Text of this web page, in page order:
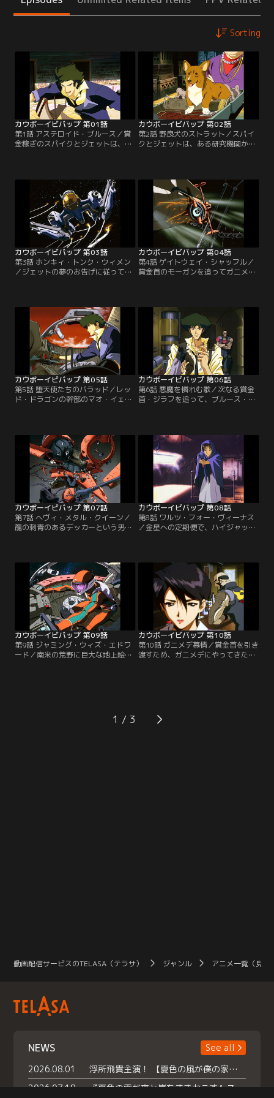
Sorting
カウボーイビバップ 第01話
第1話 アステロイド・ブルース／賞
金稼ぎのスパイクとジェットは、組
織から非合法目薬“ブラッディ・ア
ってくる。占い師のラフィング・ブ
ルから獲物は北にいると教えられた
スパイクは、アシモフの身重の恋人
カテリーナと出会う。二人は火星へ
逃亡しようとしていたが…。【提
供：バンダイチャンネル】
カウボーイビバップ 第02話
第2話 野良犬のストラット／スパイ
クとジェットは、ある研究機関から
て火星へとやってきた。しかしその
頃、研究機関の追っ手を叩きのめし
たハキムは、漢方薬店でゴロツキに
実験動物の入っていたスーツ・ケー
スを盗まれてしまう…。【提供：バ
ンダイチャンネル】
カウボーイビバップ 第03話
第3話 ホンキィ・トンク・ウィメン
／ジェットの夢のお告げに従って、
める、美しく抜け目の無さそうな
女、フェイと出会った。ブラックジ
ャックの勝負に参加するスパイク。
フェイは彼を、オーナーから命ぜら
れた裏取引の相手と間違えゲームを
進めるが…。【提供：バンダイチャ
ンネル】
カウボーイビバップ 第04話
第4話 ゲイトウェイ・シャッフル／
賞金首のモーガンを追ってガニメデ
に殺されてしまう。二人は目標を変
更してトゥインクルを捕えるが、ト
ゥインクルの息子でもある部下たち
がウィルス爆弾でガニメデ政府を脅
迫し、賞金を取り消させてしまっ
た…。【提供：バンダイチャンネ
カウボーイビバップ 第05話
第5話 堕天使たちのバラッド／レッ
ド・ドラゴンの幹部のマオ・イェン
ライ。スパイクが賞金稼ぎになる前
止にも耳を貸さず、一人火星へ向か
うスパイク。だがそれは、スパイク
をはめようと仕掛けられた罠だった
のだ。仕掛けたのは、因縁の男ビシ
ャス。二人の対決の行方は…。【提
供：バンダイチャンネル】
カウボーイビバップ 第06話
第6話 悪魔を憐れむ歌／次なる賞金
首・ジラフを追って、ブルース・バ
その車椅子の父・ゼブラを追って姿
を消し、スパイクが追いついた時に
は彼らのホテルで撃たれた後だっ
た。「あいつを助けてくれ…」謎の
言葉が意味するものは？【提供：バ
ンダイチャンネル】
カウボーイビバップ 第07話
第7話 へヴィ・メタル・クイーン／
龍の刺青のあるデッカーという男。
はそこで、気風がよくヘビメタ好き
の女トラッカーVTと出会う。その頃
フェイは、ファミレスに姿を現した
デッカーを取り逃した上、レッドテ
イルを破壊されてしまった…。【提
供：バンダイチャンネル】
カウボーイビバップ 第08話
第8話 ワルツ・フォー・ヴィーナス
／金星への定期便で、ハイジャック
しいと願い出た。だがその直後、ロ
コは何かの包みをスパイクに預ける
と、何者かに追われて逃げ去ってし
まう。実はロコの首にも賞金がかか
っていたのだ。その罪状は…。【提
供：バンダイチャンネル】
カウボーイビバップ 第09話
第9話 ジャミング・ウィズ・エドワ
ード／南米の荒野に巨大な地上絵が
が怪しいとの情報を得る。その頃、
地上の廃墟の一角では、一人の子供
カウボーイビバップ 第10話
第10話 ガニメデ慕情／賞金首を引き
渡すため、ガニメデにやってきたビ
分の今の恋人・リントだと紹介する
アリサ。一方、スパイクは新たな賞
1
動画配信サービスのTELASA（テラサ） ジャンル アニメ一覧（見放
NEWS
See all
2026.08.01
浮所飛貴主演！ 【夏色の風が僕の家にやってきた】 本日よりテラサで独占配信スタート！
2026.07.18
『夏色の雲が恋と嵐をまきおこす』スペシャルメイキング 【Part1】2026年７月18日（土）23時30分～配信スタート！話題のシーンの裏側を大公開！豪華キャスト大集合！ 『武宮家 真夏の家族会議』開催！